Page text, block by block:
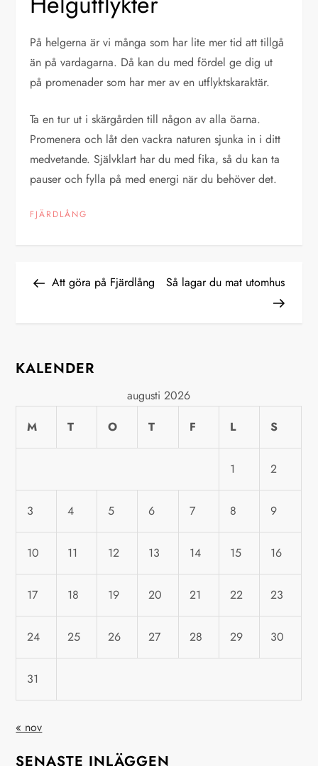
På helgerna är vi många som har lite mer tid att tillgå
än på vardagarna. Då kan du med fördel ge dig ut
på promenader som har mer av en utflyktskaraktär.
Ta en tur ut i skärgården till någon av alla öarna.
Promenera och låt den vackra naturen sjunka in i ditt
medvetande. Självklart har du med fika, så du kan ta
pauser och fylla på med energi när du behöver det.
FJÄRDLÅNG
I
l
g
g
s
n
a
v
i
g
e
r
i
PreviousAtt göra på Fjärdlång
Next
Så lagar du mat utomhus
KALENDER
augusti 2026
M
T O T F L S
1 2
3 4 5 6 7 8 9
10 11 12 13 14 15 16
17 18 19 20 21 22 23
24 25 26 27 28 29 30
31
« nov
SENASTE INLÄGGEN